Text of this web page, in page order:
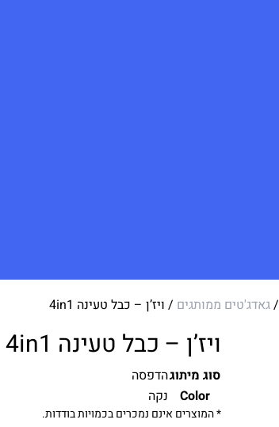
/גאדג'טים ממותגים / ויז’ן – כבל טעינה 4in1
ויז’ן – כבל טעינה 4in1
סוג מיתוגהדפסה
Color
נקה
* המוצרים אינם נמכרים בכמויות בודדות.